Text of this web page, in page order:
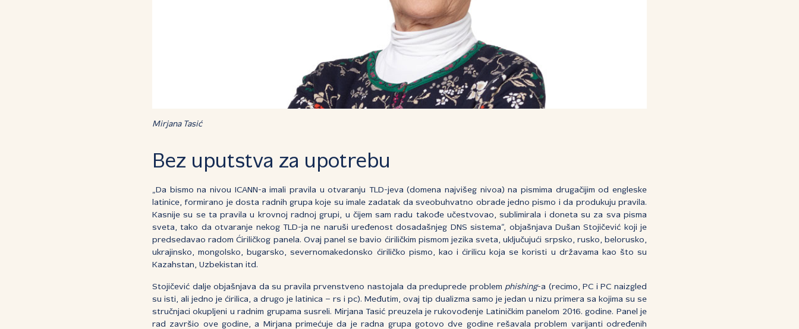
Mirjana Tasić
Bez uputstva za upotrebu
„Da bismo na nivou ICANN-a imali pravila u otvaranju TLD-jeva (domena najvišeg nivoa) na pismima drugačijim od engleske
latinice, formirano je dosta radnih grupa koje su imale zadatak da sveobuhvatno obrade jedno pismo i da produkuju pravila.
Kasnije su se ta pravila u krovnoj radnoj grupi, u čijem sam radu takođe učestvovao, sublimirala i doneta su za sva pisma
sveta, tako da otvaranje nekog TLD-ja ne naruši uređenost dosadašnjeg DNS sistema“, objašnjava Dušan Stojičević koji je
predsedavao radom Ćiriličkog panela. Ovaj panel se bavio ćiriličkim pismom jezika sveta, uključujući srpsko, rusko, belorusko,
ukrajinsko, mongolsko, bugarsko, severnomakedonsko ćiriličko pismo, kao i ćirilicu koja se koristi u državama kao što su
Kazahstan, Uzbekistan itd.
Stojičević dalje objašnjava da su pravila prvenstveno nastojala da preduprede problem phishing-a (recimo, PC i PC naizgled
su isti, ali jedno je ćirilica, a drugo je latinica – rs i pc). Međutim, ovaj tip dualizma samo je jedan u nizu primera sa kojima su se
stručnjaci okupljeni u radnim grupama susreli. Mirjana Tasić preuzela je rukovođenje Latiničkim panelom 2016. godine. Panel je
rad završio ove godine, a Mirjana primećuje da je radna grupa gotovo dve godine rešavala problem varijanti određenih